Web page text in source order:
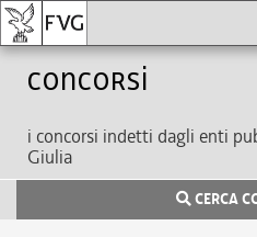
Concorsi
i concorsi indetti dagli enti
Giulia
CERCA